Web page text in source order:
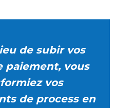
de subir vos
paiement, vous
vos
de process en